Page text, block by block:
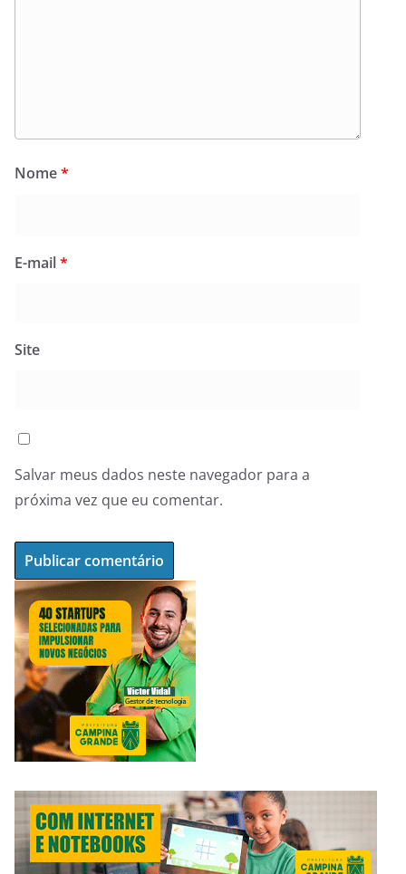
Nome*
E-mail*
Site
Salvar meus dados neste navegador para a
próxima vez que eu comentar.